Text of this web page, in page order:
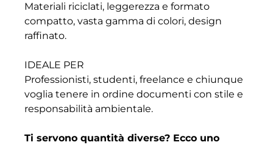
Materiali riciclati, leggerezza e formato
compatto, vasta gamma di colori, design
raffinato.
IDEALE PER
Professionisti, studenti, freelance e chiunque
voglia tenere in ordine documenti con stile e
responsabilità ambientale.
Ti servono quantità diverse? Ecco uno